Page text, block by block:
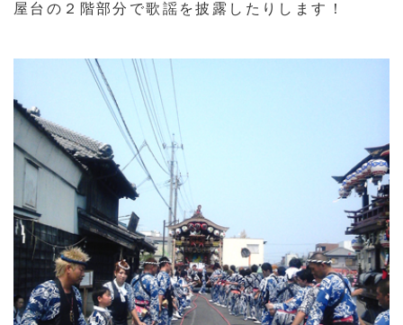
屋台の２階部分で歌謡を披露したりします！